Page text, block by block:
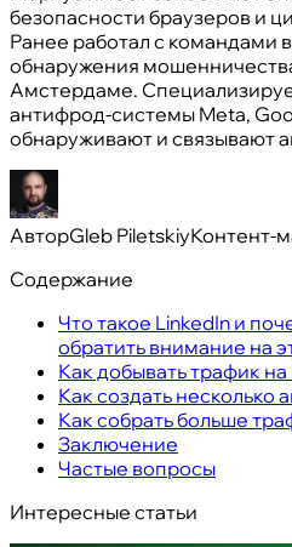
безопасности браузеров и
Ранее работал с командами
обнаружения
Амстердаме.
антифрод-системы Meta,
обнаруживают и связывают
АвторGleb PiletskiyКонтент-
Содержание
Что такое LinkedIn и
обратить внимание на
Как добывать трафик на
Как создать несколько
Как собрать больше
Заключение
Частые вопросы
Интересные статьи